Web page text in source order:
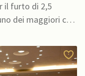
il furto di 2,5
dei maggiori casi